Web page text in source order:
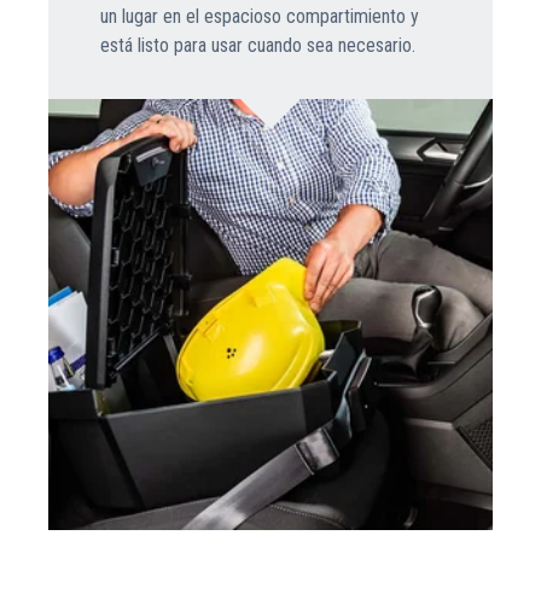
un lugar en el espacioso compartimiento y
está listo para usar cuando sea necesario.